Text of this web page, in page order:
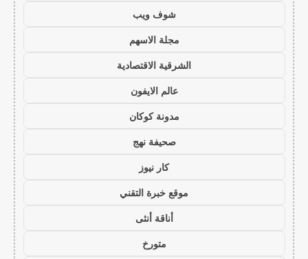
شوف ويب
مجلة الاسهم
الشرقية الاقتصادية
عالم الايفون
مدونة كوكان
صحيفة نهج
كار نيوز
موقع خبرة التقني
أناقة أنثى
متورخ